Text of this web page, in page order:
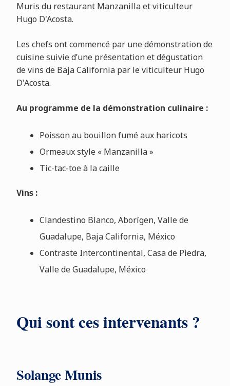
Muris du restaurant Manzanilla et viticulteur
Hugo D'Acosta.
Les chefs ont commencé par une démonstration de
cuisine suivie d’une présentation et dégustation
de vins de Baja California par le viticulteur Hugo
D'Acosta.
Au programme de la démonstration culinaire :
Poisson au bouillon fumé aux haricots
Ormeaux style « Manzanilla »
Tic-tac-toe à la caille
Vins :
Clandestino Blanco, Aborígen, Valle de
Guadalupe, Baja California, México
Contraste Intercontinental, Casa de Piedra,
Valle de Guadalupe, México
Qui sont ces intervenants ?
Solange Munis